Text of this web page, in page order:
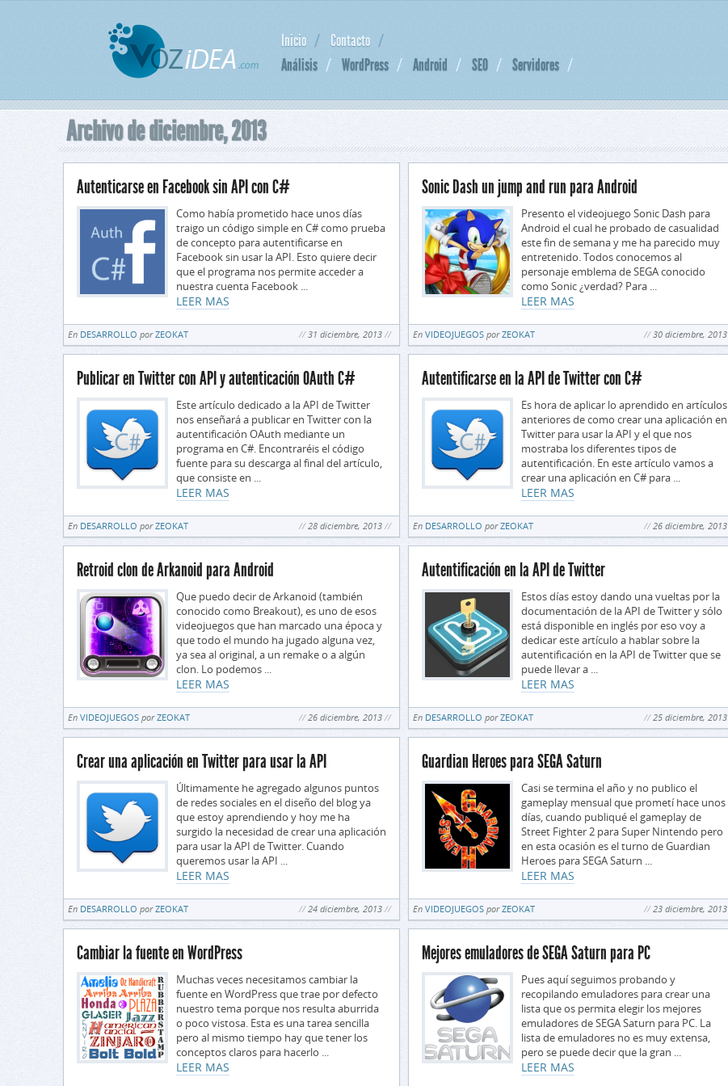
Inicio
Contacto
Análisis
WordPress Android SEO Servidores
Archivo de diciembre, 2013
Autenticarse en Facebook sin API con C#
Como había prometido hace unos días
traigo un código simple en C# como prueba
de concepto para autentificarse en
Facebook sin usar la API. Esto quiere decir
que el programa nos permite acceder a
nuestra cuenta Facebook ...
LEER MAS
En DESARROLLO porZEOKAT 31 diciembre, 2013
Sonic Dash un jump and run para Android
Presento el videojuego Sonic Dash para
Android el cual he probado de casualidad
este fin de semana y me ha parecido muy
entretenido. Todos conocemos al
personaje emblema de SEGA conocido
como Sonic ¿verdad? Para ...
LEER MAS
En VIDEOJUEGOS porZEOKAT 30 diciembre, 2013
Publicar en Twitter con API y autenticación OAuth C#
Este artículo dedicado a la API de Twitter
nos enseñará a publicar en Twitter con la
autentificación OAuth mediante un
programa en C#. Encontraréis el código
fuente para su descarga al final del artículo,
que consiste en ...
LEER MAS
En DESARROLLO porZEOKAT 28 diciembre, 2013
Autentificarse en la API de Twitter con C#
Es hora de aplicar lo aprendido en artículos
anteriores de como crear una aplicación en
Twitter para usar la API y el que nos
mostraba los diferentes tipos de
autentificación. En este artículo vamos a
crear una aplicación en C# para ...
LEER MAS
En DESARROLLO porZEOKAT 26 diciembre, 2013
Retroid clon de Arkanoid para Android
Que puedo decir de Arkanoid (también
conocido como Breakout), es uno de esos
videojuegos que han marcado una época y
que todo el mundo ha jugado alguna vez,
ya sea al original, a un remake o a algún
clon. Lo podemos ...
LEER MAS
En VIDEOJUEGOS porZEOKAT 26 diciembre, 2013
Autentificación en la API de Twitter
Estos días estoy dando una vueltas por la
documentación de la API de Twitter y sólo
está disponible en inglés por eso voy a
dedicar este artículo a hablar sobre la
autentificación en la API de Twitter que se
puede llevar a ...
LEER MAS
En DESARROLLO porZEOKAT 25 diciembre, 2013
Crear una aplicación en Twitter para usar la API
Últimamente he agregado algunos puntos
de redes sociales en el diseño del blog ya
que estoy aprendiendo y hoy me ha
surgido la necesidad de crear una aplicación
para usar la API de Twitter. Cuando
queremos usar la API ...
LEER MAS
En DESARROLLO porZEOKAT 24 diciembre, 2013
Guardian Heroes para SEGA Saturn
Casi se termina el año y no publico el
gameplay mensual que prometí hace unos
días, cuando publiqué el gameplay de
Street Fighter 2 para Super Nintendo pero
en esta ocasión es el turno de Guardian
Heroes para SEGA Saturn ...
LEER MAS
En VIDEOJUEGOS porZEOKAT 23 diciembre, 2013
Cambiar la fuente en WordPress
Muchas veces necesitamos cambiar la
fuente en WordPress que trae por defecto
nuestro tema porque nos resulta aburrida
o poco vistosa. Esta es una tarea sencilla
pero al mismo tiempo hay que tener los
conceptos claros para hacerlo ...
LEER MAS
Mejores emuladores de SEGA Saturn para PC
Pues aquí seguimos probando y
recopilando emuladores para crear una
lista que os permita elegir los mejores
emuladores de SEGA Saturn para PC. La
lista de emuladores no es muy extensa,
pero se puede decir que la gran ...
LEER MAS